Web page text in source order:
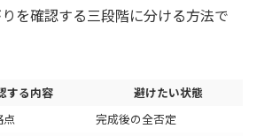
を確認する三段階に分ける方法で
する内容
避けたい状態
点
完成後の全否定